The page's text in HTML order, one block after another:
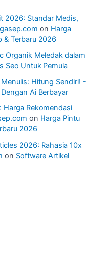
2026: Standar Medis,
on Harga
& Terbaru 2026
Organik Meledak dalam
Seo Untuk Pemula
Hitung Sendiri! -
Ai Berbayar
Harga Rekomendasi
on Harga Pintu
2026
2026: Rahasia 10x
on Software Artikel